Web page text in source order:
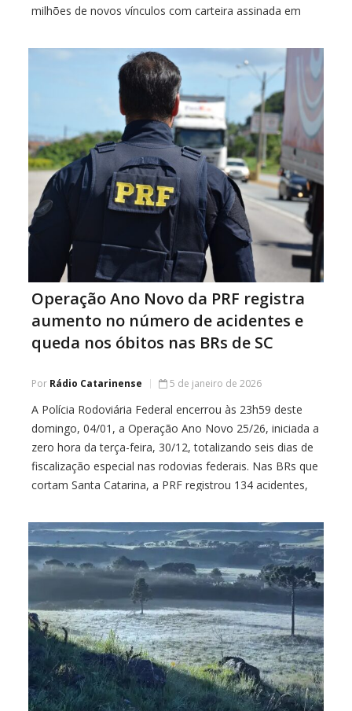
milhões de novos vínculos com carteira assinada em
no final de […]
Operação Ano Novo da PRF registra
aumento no número de acidentes e
queda nos óbitos nas BRs de SC
Por Rádio Catarinense 5 de janeiro de 2026
A Polícia Rodoviária Federal encerrou às 23h59 deste
domingo, 04/01, a Operação Ano Novo 25/26, iniciada a
zero hora da terça-feira, 30/12, totalizando seis dias de
fiscalização especial nas rodovias federais. Nas BRs que
cortam Santa Catarina, a PRF registrou 134 acidentes,
no local. Em relação […]